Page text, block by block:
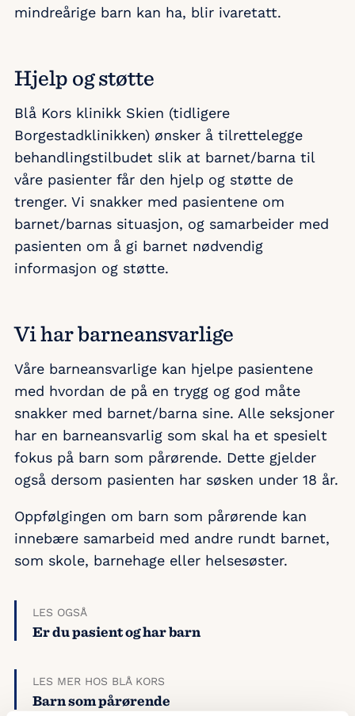
mindreårige barn kan ha, blir ivaretatt.
Hjelp og støtte
Blå Kors klinikk Skien (tidligere
Borgestadklinikken) ønsker å tilrettelegge
behandlingstilbudet slik at barnet/barna til
våre pasienter får den hjelp og støtte de
trenger. Vi snakker med pasientene om
barnet/barnas situasjon, og samarbeider med
pasienten om å gi barnet nødvendig
informasjon og støtte.
Vi har barneansvarlige
Våre barneansvarlige kan hjelpe pasientene
med hvordan de på en trygg og god måte
snakker med barnet/barna sine. Alle seksjoner
har en barneansvarlig som skal ha et spesielt
fokus på barn som pårørende. Dette gjelder
også dersom pasienten har søsken under 18 år.
Oppfølgingen om barn som pårørende kan
innebære samarbeid med andre rundt barnet,
som skole, barnehage eller helsesøster.
LES OGSÅ
Er du pasient og har barn
LES MER HOS BLÅ KORS
Barn som pårørende